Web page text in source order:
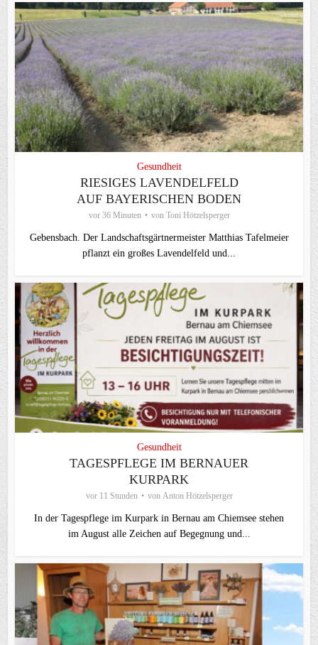
Gesundheit
RIESIGES LAVENDELFELD
AUF BAYERISCHEN BODEN
vor 36 Minuten von Toni Hötzelsperger
Gebensbach. Der Landschaftsgärtnermeister Matthias Tafelmeier
pflanzt ein großes Lavendelfeld und...
Gesundheit
TAGESPFLEGE IM BERNAUER
KURPARK
vor 11 Stunden von Anton Hötzelsperger
In der Tagespflege im Kurpark in Bernau am Chiemsee stehen
im August alle Zeichen auf Begegnung und...